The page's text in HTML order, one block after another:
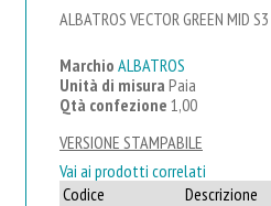
ALBATROS VECTOR GREEN MID
Marchio ALBATROS
Unità di misura Paia
Qtà confezione 1,00
VERSIONE STAMPABILE
Vai ai prodotti correlati
Codice
Descrizione